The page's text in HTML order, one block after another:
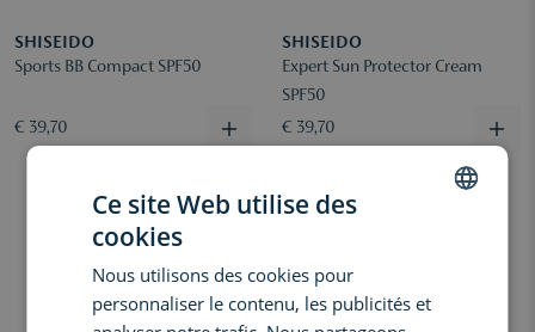
SHISEIDO
Sports BB Compact SPF50
€ 39,70
SHISEIDO
Expert Sun Protector Cream
SPF50
€ 39,70
Ce site Web utilise des
cookies
Nous utilisons des cookies pour
personnaliser le contenu, les publicités et